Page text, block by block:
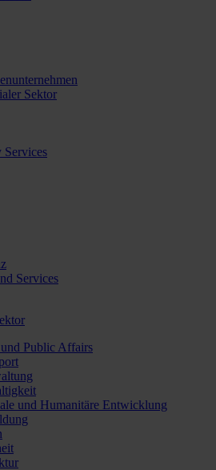
Sektor
Services
Services
und Public Affairs
und Humanitäre Entwicklung